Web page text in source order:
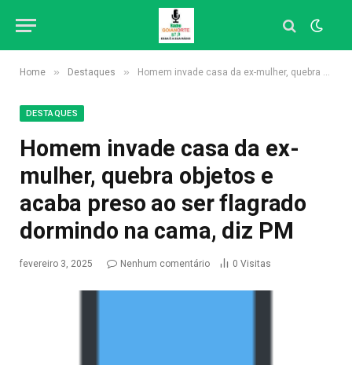
Home » Destaques » Homem invade casa da ex-mulher, quebra objetos e acaba preso ao ser flagrado dormindo na cama, diz PM
DESTAQUES
Homem invade casa da ex-
mulher, quebra objetos e
acaba preso ao ser flagrado
dormindo na cama, diz PM
fevereiro 3, 2025 Nenhum comentário 0 Visitas